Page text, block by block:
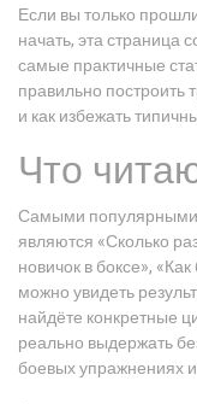
Если вы только
начать, эта страница
самые практичные
правильно построить
и как избежать
Что
Самыми
являются «Сколько
новичок в боксе»,
можно увидеть
найдёте конкретные
реально выдержать
боевых упражнениях